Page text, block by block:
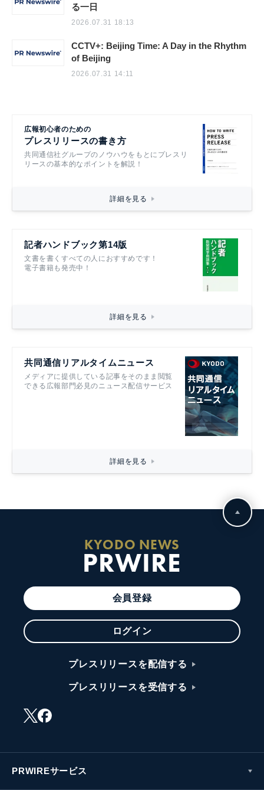
る一日
2026.07.31 18:13
CCTV+: Beijing Time: A Day in the Rhythm
of Beijing
2026.07.31 14:11
広報初心者のための
プレスリリースの書き方
共同通信社グループのノウハウをもとにプレスリ
リースの基本的なポイントを解説！
詳細を見る
記者ハンドブック第14版
文書を書くすべての人におすすめです！
電子書籍も発売中！
詳細を見る
共同通信リアルタイムニュース
メディアに提供している記事をそのまま閲覧
できる広報部門必見のニュース配信サービス
詳細を見る
KYODO NEWS
PRWIRE
会員登録
ログイン
プレスリリースを配信する
プレスリリースを受信する
PRWIREサービス